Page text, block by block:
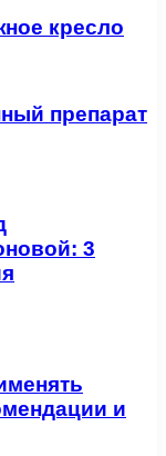
кресло
препарат
3
и